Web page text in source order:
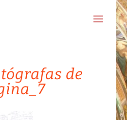
de